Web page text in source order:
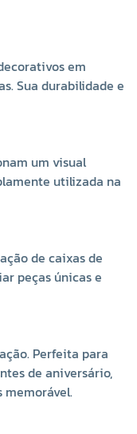
diversos itens,
Ela também
para festas
tornam a escolha
e praticidade. O
e colar,
e profissional.
a
em
Sua durabilidade e
um visual
utilizada na
de caixas de
peças únicas e
Perfeita para
de aniversário,
memorável.